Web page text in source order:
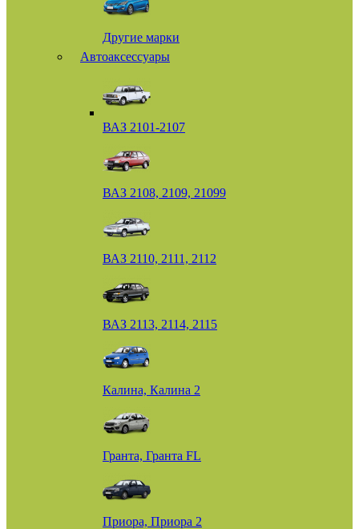
Другие марки
Автоаксессуары
ВАЗ 2101-2107
ВАЗ 2108, 2109, 21099
ВАЗ 2110, 2111, 2112
ВАЗ 2113, 2114, 2115
Калина, Калина 2
Гранта, Гранта FL
Приора, Приора 2